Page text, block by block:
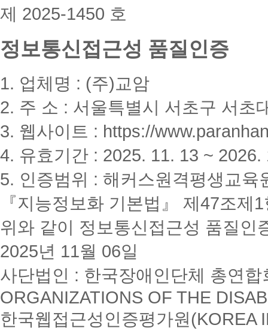
제 2025-1450 호
정보통신접근성 품질인증
1. 업체명 : (주)교암
2. 주 소 : 서울특별시 서초구 서초
3. 웹사이트 : https://
4. 유효기간 : 2025. 11. 13 ~ 2026.
5. 인증범위 : 해커스원격평생교육
『지능정보화 기본법』 제47조
위와 같이 정보통신접근성 품질인
2025년 11월 06일
사단법인 : 한국장애인단체 총연
ORGANIZATIONS OF THE
한국웹접근성인증평가원(KOREA